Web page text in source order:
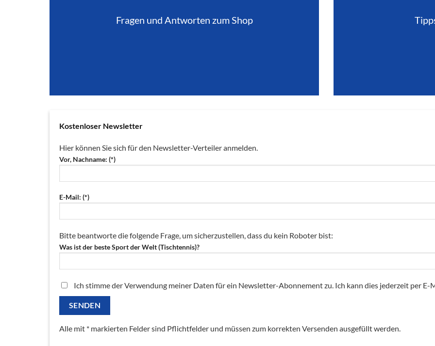
Fragen und Antworten zum Shop
Kostenloser Newsletter
Hier können Sie sich für den Newsletter-Verteiler anmelden.
Vor, Nachname: (*)
E-Mail: (*)
Bitte beantworte die folgende Frage, um sicherzustellen, dass du kein Roboter bist:
Was ist der beste Sport der Welt (Tischtennis)?
Ich stimme der Verwendung meiner Daten für ein Newsletter-Abonnement zu. Ich kann dies jederzeit per
Alle mit * markierten Felder sind Pflichtfelder und müssen zum korrekten Versenden ausgefüllt werden.